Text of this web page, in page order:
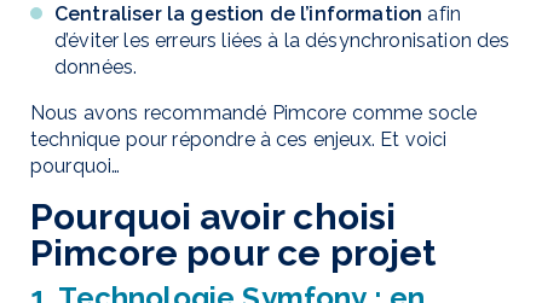
Centraliser la gestion de l’information afin
d’éviter les erreurs liées à la désynchronisation des
données.
Nous avons recommandé Pimcore comme socle
technique pour répondre à ces enjeux. Et voici
pourquoi…
Pourquoi avoir choisi
Pimcore pour ce projet